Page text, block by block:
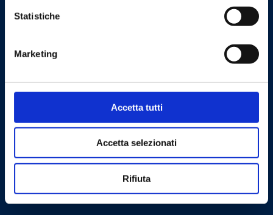
Statistiche
Marketing
Accetta tutti
Accetta selezionati
Rifiuta
Cookie Policy Privacy Policy
Contacte-nos
Cod. NIPC: 00252070024
Via Monte Fenera, 7 - 13018 Valduggia (VC) - ITALY